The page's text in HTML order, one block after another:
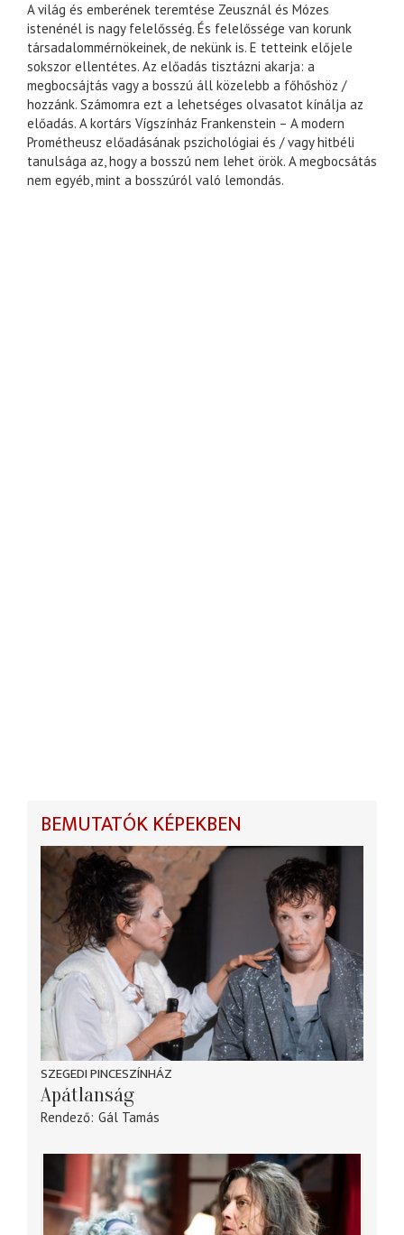
A világ és emberének teremtése Zeusznál és Mózes
istenénél is nagy felelősség. És felelőssége van korunk
társadalommérnökeinek, de nekünk is. E tetteink előjele
sokszor ellentétes. Az előadás tisztázni akarja: a
megbocsájtás vagy a bosszú áll közelebb a főhőshöz /
hozzánk. Számomra ezt a lehetséges olvasatot kínálja az
előadás. A kortárs Vígszínház Frankenstein – A modern
Prométheusz előadásának pszichológiai és / vagy hitbéli
tanulsága az, hogy a bosszú nem lehet örök. A megbocsátás
nem egyéb, mint a bosszúról való lemondás.
BEMUTATÓK KÉPEKBEN
SZEGEDI PINCESZÍNHÁZ
Apátlanság
Rendező Gál Tamás